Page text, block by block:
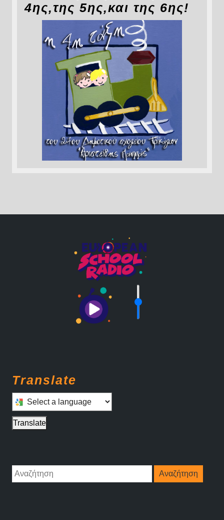
4ης,της 5ης,και της 6ης!
Translate
Select a language to translate this page
Translate
Αναζήτηση
για: